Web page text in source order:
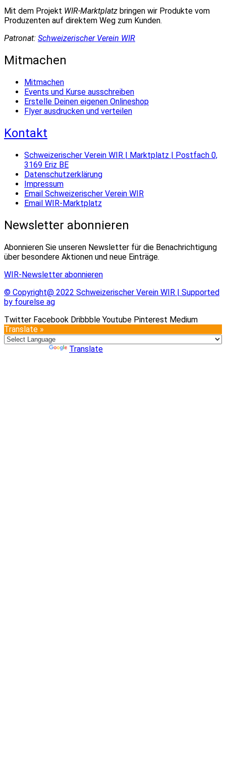
Mit dem Projekt WIR-Marktplatz bringen wir Produkte vom
Produzenten auf direktem Weg zum Kunden.
Patronat: Schweizerischer Verein WIR
Mitmachen
Mitmachen
Events und Kurse ausschreiben
Erstelle Deinen eigenen Onlineshop
Flyer ausdrucken und verteilen
Kontakt
Schweizerischer Verein WIR | Marktplatz | Postfach 0,
3169 Eriz BE
Datenschutzerklärung
Impressum
Email Schweizerischer Verein WIR
Email WIR-Marktplatz
Newsletter abonnieren
Abonnieren Sie unseren Newsletter für die Benachrichtigung
über besondere Aktionen und neue Einträge.
WIR-Newsletter abonnieren
© Copyright@ 2022 Schweizerischer Verein WIR | Supported
by fourelse ag
Twitter Facebook Dribbble Youtube Pinterest Medium
Translate »
Translate